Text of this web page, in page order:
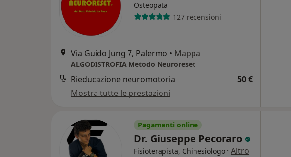
Osteopata
127 recensioni
Via Guido Jung 7, Palermo • Mappa
ALGODISTROFIA Metodo Neuroreset
Rieducazione neuromotoria
50 €
Mostra tutte le prestazioni
Pagamenti online
Dr. Giuseppe Pecoraro
Fisioterapista, Chinesiologo · Altro